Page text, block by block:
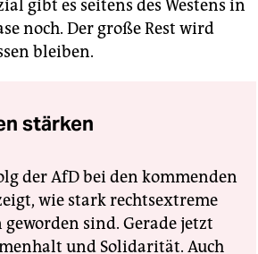
gibt es seitens des Westens in
noch. Der große Rest wird
bleiben.
stärken
der AfD bei den kommenden
wie stark rechtsextreme
sind. Gerade jetzt
und Solidarität. Auch